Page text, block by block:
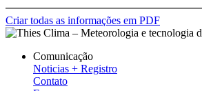
Criar todas as informações em PDF
Comunicação
Noticias + Registro
Contato